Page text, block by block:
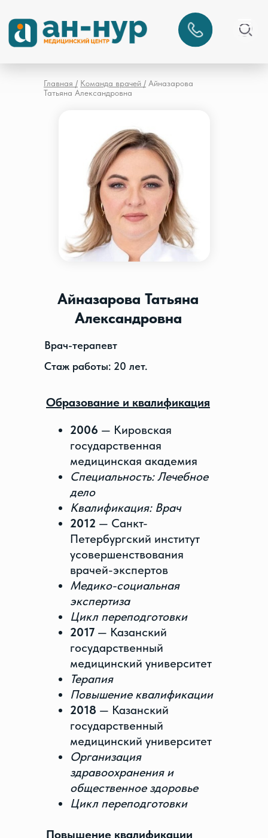
Айназарова Татьяна
Александровна
Врач-терапевт
Образование и квалификация
2006 — Кировская
государственная
медицинская академия
Специальность: Лечебное
дело
Квалификация: Врач
2012 — Санкт-
Петербургский институт
усовершенствования
врачей-экспертов
Медико-социальная
экспертиза
Цикл переподготовки
2017 — Казанский
государственный
медицинский университет
Терапия
Повышение квалификации
2018 — Казанский
государственный
медицинский университет
Организация
здравоохранения и
общественное здоровье
Цикл переподготовки
Повышение квалификации
Стаж работы: 20 лет.
Главная / Команда врачей / Айназарова
Татьяна Александровна